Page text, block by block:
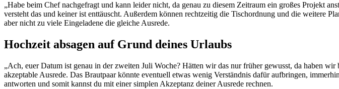
„Habe beim Chef nachgefragt und kann leider nicht, da genau zu diesem Zeitraum ein großes Projekt
versteht das und keiner ist enttäuscht. Außerdem können rechtzeitig die Tischordnung und die weitere
aber nicht zu viele Eingeladene die gleiche Ausrede.
Hochzeit absagen auf Grund deines Urlaubs
„Ach, euer Datum ist genau in der zweiten Juli Woche? Hätten wir das nur früher gewusst, da haben
akzeptable Ausrede. Das Brautpaar könnte eventuell etwas wenig Verständnis dafür aufbringen,
antworten und somit kannst du mit einer simplen Akzeptanz deiner Ausrede rechnen.